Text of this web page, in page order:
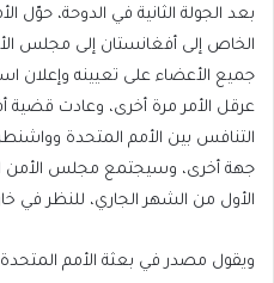
بعد الجولة الثانية في الدوحة، حوّل
الخاص إلى أفغانستان إلى مجلس
جميع الأعضاء على تعيينه وإعلان
عرقل الأمر مرة أخرى، وعادت قضية
التنافس بين الأمم المتحدة
جهة أخرى، وسيجتمع مجلس الأمن
الأول من الشهر الجاري، للنظر في
ويقول مصدر في بعثة الأمم